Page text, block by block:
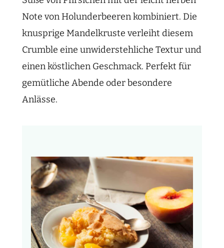
Note von Holunderbeeren kombiniert. Die
knusprige Mandelkruste verleiht diesem
Crumble eine unwiderstehliche Textur und
einen köstlichen Geschmack. Perfekt für
gemütliche Abende oder besondere
Anlässe.